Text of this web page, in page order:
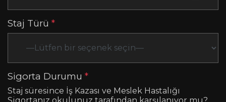
Staj Türü *
Sigorta Durumu *
Staj süresince İş Kazası ve Meslek Hastalığı